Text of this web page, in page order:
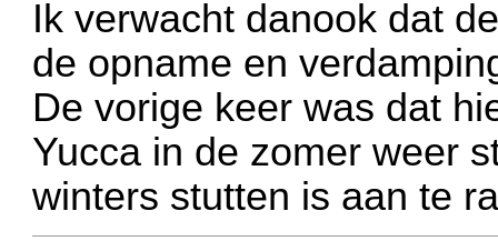
Ik verwacht danook dat
de opname en
De vorige keer was dat
Yucca in de zomer weer
winters stutten is aan te